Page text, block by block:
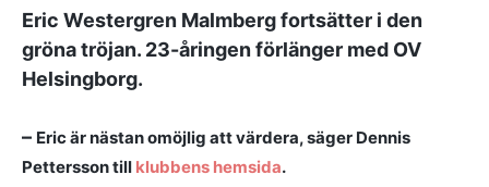
Eric Westergren Malmberg fortsätter i den
gröna tröjan. 23-åringen förlänger med OV
Helsingborg.
– Eric är nästan omöjlig att värdera, säger Dennis
Pettersson till klubbens hemsida.